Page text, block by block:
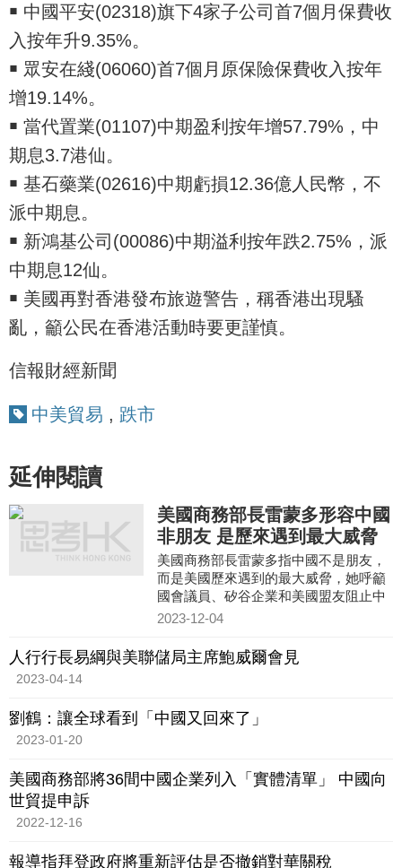
￭ 中國平安(02318)旗下4家子公司首7個月保費收
入按年升9.35%。
￭ 眾安在綫(06060)首7個月原保險保費收入按年
增19.14%。
￭ 當代置業(01107)中期盈利按年增57.79%，中
期息3.7港仙。
￭ 基石藥業(02616)中期虧損12.36億人民幣，不
派中期息。
￭ 新鴻基公司(00086)中期溢利按年跌2.75%，派
中期息12仙。
￭ 美國再對香港發布旅遊警告，稱香港出現騷
亂，籲公民在香港活動時要更謹慎。
信報財經新聞
中美貿易 , 跌市
延伸閱讀
美國商務部長雷蒙多形容中國
非朋友 是歷來遇到最大威脅
美國商務部長雷蒙多指中國不是朋友，
而是美國歷來遇到的最大威脅，她呼籲
國會議員、矽谷企業和美國盟友阻止中
國獲得對國家安全至關重要的半導體和
2023-12-04
人行行長易綱與美聯儲局主席鮑威爾會見
2023-04-14
劉鶴：讓全球看到「中國又回來了」
2023-01-20
美國商務部將36間中國企業列入「實體清單」 中國向
世貿提申訴
2022-12-16
報導指拜登政府將重新評估是否撤銷對華關稅